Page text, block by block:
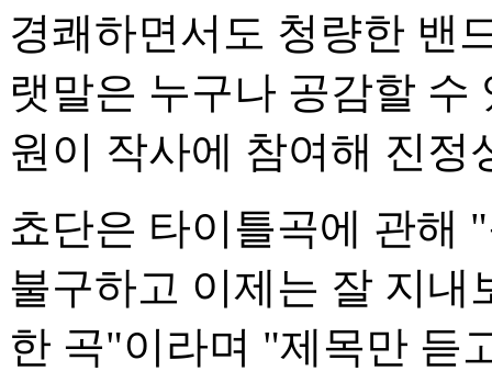
경쾌하면서도 청량한 밴
랫말은 누구나 공감할 수
원이 작사에 참여해 진정
쵸단은 타이틀곡에 관해
불구하고 이제는 잘 지내
한 곡"이라며 "제목만 듣